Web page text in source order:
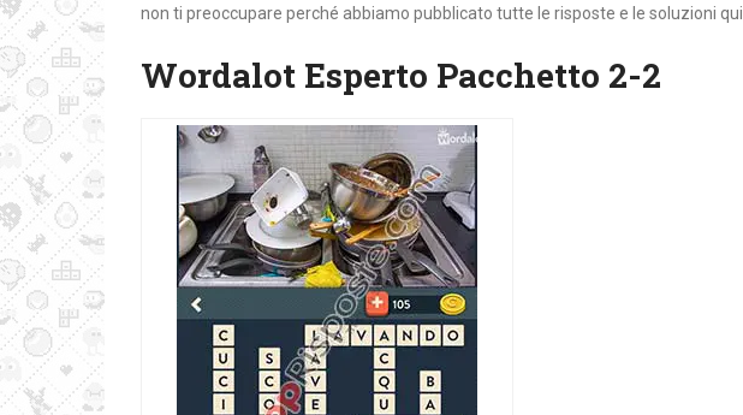
non ti preoccupare perché abbiamo pubblicato tutte le risposte e le soluzioni qui .
Wordalot Esperto Pacchetto 2-2